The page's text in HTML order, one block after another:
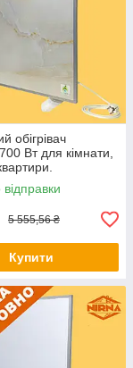
обігрівач
Вт для кімнати,
обігрівач
5 555,56 ₴
Купити